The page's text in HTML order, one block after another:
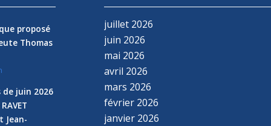
proposé
Thomas
de juin 2026
Jean-
juillet 2026
juin 2026
mai 2026
avril 2026
mars 2026
février 2026
janvier 2026